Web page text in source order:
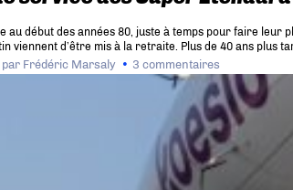
au début des années 80, juste à temps pour faire
viennent d’être mis à la retraite. Plus de 40 ans plus
par Frédéric Marsaly 3 commentaires